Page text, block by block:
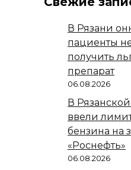
В Рязани
пациенты
получить
препарат
06.08.2026
В
ввели
бензина на
«Роснефть»
06.08.2026